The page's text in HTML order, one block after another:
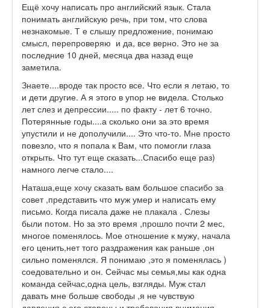
Ещё хочу написать про английский язык. Стала
понимать английскую речь, при том, что слова
незнакомые. Т е слышу предложение, понимаю
смысл, перепроверяю и да, все верно. Это не за
последние 10 дней, месяца два назад еще
заметила.
Знаете....вроде так просто все. Что если я летаю, то
и дети другие. А я этого в упор не видела. Столько
лет слез и депрессии..... по факту - лет 6 точно.
Потерянные годы....а сколько они за это время
упустили и не дополучили.... Это что-то. Мне просто
повезло, что я попала к Вам, что помогли глаза
открыть. Что тут еще сказать...Спасибо еще раз)
намного легче стало....
Наташа,еще хочу сказать вам большое спасибо за
совет ,представить что муж умер и написать ему
письмо. Когда писала даже не плакала . Слезы
были потом. Но за это время ,прошло почти 2 мес,
многое поменялось. Мое отношение к мужу, начала
его ценить,нет того раздражения как раньше ,он
сильно поменялся. Я понимаю ,это я поменялась )
соедовательно и он. Сейчас мы семья,мы как одна
команда сейчас,одна цель, взгляды. Муж стал
давать мне больше свободы ,я не чувствую